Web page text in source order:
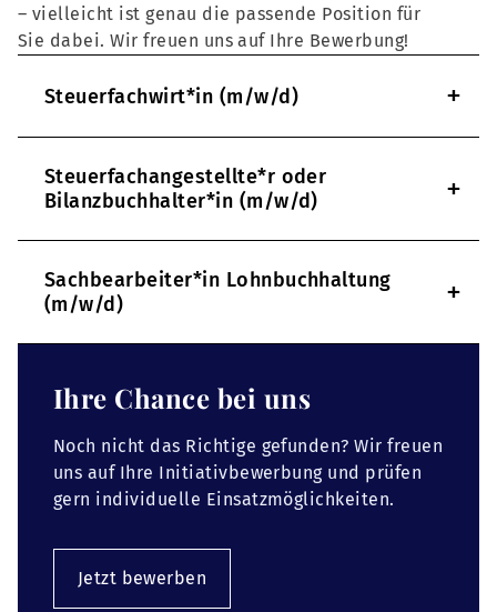
– vielleicht ist genau die passende Position für
Sie dabei. Wir freuen uns auf Ihre Bewerbung!
Steuerfachwirt*in (m/w/d) +
Steuerfachangestellte*r oder
Bilanzbuchhalter*in (m/w/d)
+
Sachbearbeiter*in Lohnbuchhaltung
(m/w/d)
+
Ihre Chance bei uns
Noch nicht das Richtige gefunden? Wir freuen
uns auf Ihre Initiativbewerbung und prüfen
gern individuelle Einsatzmöglichkeiten.
Jetzt bewerben